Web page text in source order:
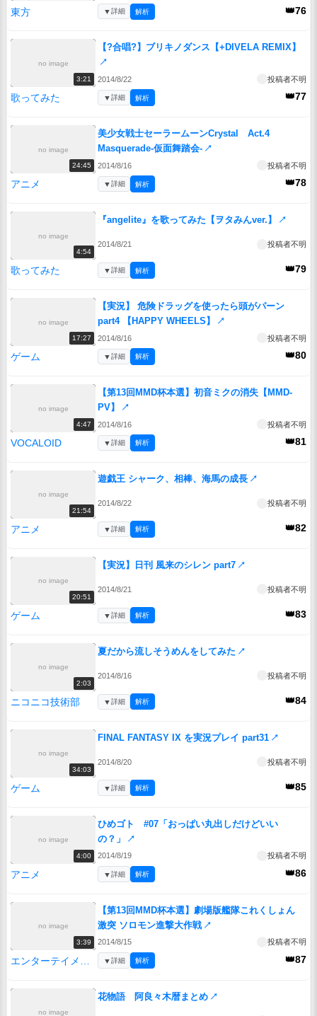
東方 👑76
▼詳細 解析
no image
3:21
【?合唱?】ブリキノダンス【+DIVELA REMIX】
↗
2014/8/22 投稿者不明
歌ってみた 👑77
▼詳細 解析
no image
24:45
美少女戦士セーラームーンCrystal Act.4
Masquerade-仮面舞踏会- ↗
2014/8/16 投稿者不明
アニメ 👑78
▼詳細 解析
no image
4:54
『angelite』を歌ってみた【ヲタみんver.】 ↗
2014/8/21 投稿者不明
歌ってみた 👑79
▼詳細 解析
no image
17:27
【実況】 危険ドラッグを使ったら頭がパーン
part4 【HAPPY WHEELS】
↗
2014/8/16 投稿者不明
ゲーム 👑80
▼詳細 解析
no image
4:47
【第13回MMD杯本選】初音ミクの消失【MMD-
PV】
↗
2014/8/16 投稿者不明
VOCALOID 👑81
▼詳細 解析
no image
21:54
遊戯王 シャーク、相棒、海馬の成長 ↗
2014/8/22 投稿者不明
アニメ 👑82
▼詳細 解析
no image
20:51
【実況】日刊 風来のシレン part7 ↗
2014/8/21 投稿者不明
ゲーム 👑83
▼詳細 解析
no image
2:03
夏だから流しそうめんをしてみた ↗
2014/8/16 投稿者不明
ニコニコ技術部 👑84
▼詳細 解析
no image
34:03
FINAL FANTASY IX を実況プレイ part31 ↗
2014/8/20 投稿者不明
ゲーム 👑85
▼詳細 解析
no image
4:00
ひめゴト #07「おっぱい丸出しだけどいい
の？」
↗
2014/8/19 投稿者不明
アニメ 👑86
▼詳細 解析
no image
3:39
【第13回MMD杯本選】劇場版艦隊これくしょん
激突 ソロモン進撃大作戦 ↗
2014/8/15 投稿者不明
👑87
▼詳細 解析
no image
花物語 阿良々木暦まとめ ↗